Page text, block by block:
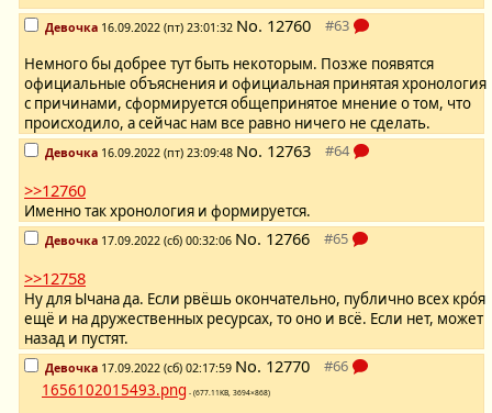
Девочка 16.09.2022 (пт) 23:01:32 No. 12760
Немного бы добрее тут быть некоторым. Позже появятся
официальные объяснения и официальная принятая хронология
с причинами, сформируется общепринятое мнение о том, что
происходило, а сейчас нам все равно ничего не сделать.
Девочка 16.09.2022 (пт) 23:09:48 No. 12763
>>12760
Именно так хронология и формируется.
Девочка 17.09.2022 (сб) 00:32:06 No. 12766
>>12758
Ну для Ычана да. Если рвёшь окончательно, публично всех кро́я
ещё и на дружественных ресурсах, то оно и всё. Если нет, может
назад и пустят.
Девочка 17.09.2022 (сб) 02:17:59 No. 12770
1656102015493.png - (677.11KB, 3694×868)